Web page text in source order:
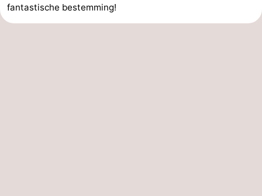
fantastische bestemming!